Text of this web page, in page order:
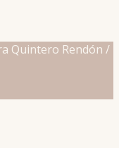
Quintero Rendón /